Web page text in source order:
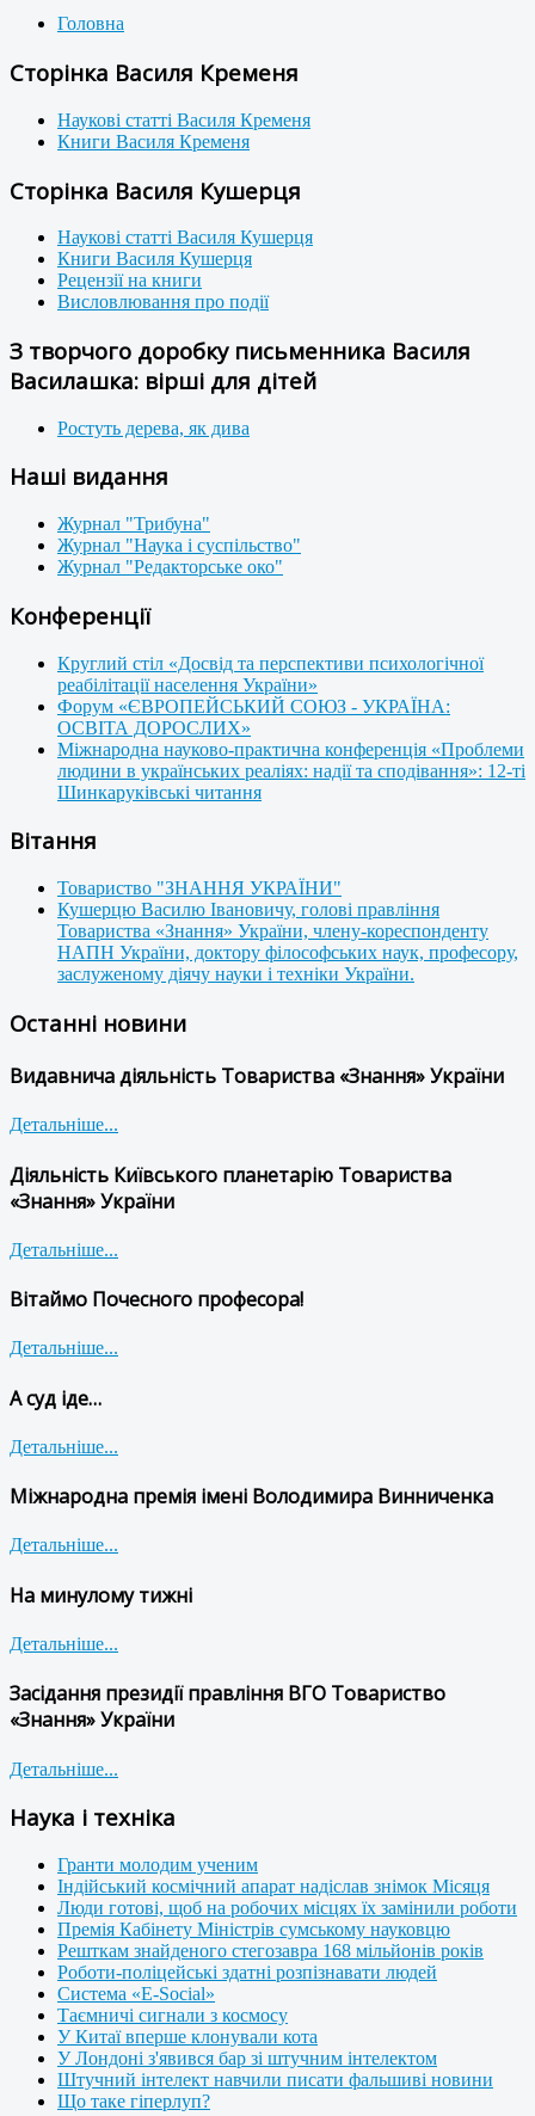
Головна
Сторінка Василя Кременя
Наукові статті Василя Кременя
Книги Василя Кременя
Сторінка Василя Кушерця
Наукові статті Василя Кушерця
Книги Василя Кушерця
Рецензії на книги
Висловлювання про події
З творчого доробку письменника Василя
Василашка: вірші для дітей
Ростуть дерева, як дива
Наші видання
Журнал "Трибуна"
Журнал "Наука і суспільство"
Журнал "Редакторське око"
Конференції
Круглий стіл «Досвід та перспективи психологічної
реабілітації населення України»
Форум «ЄВРОПЕЙСЬКИЙ СОЮЗ - УКРАЇНА:
ОСВІТА ДОРОСЛИХ»
Міжнародна науково-практична конференція «Проблеми
людини в українських реаліях: надії та сподівання»: 12-ті
Шинкаруківські читання
Вітання
Товариство "ЗНАННЯ УКРАЇНИ"
Кушерцю Василю Івановичу, голові правління
Товариства «Знання» України, члену-кореспонденту
НАПН України, доктору філософських наук, професору,
заслуженому діячу науки і техніки України.
Останні новини
Видавнича діяльність Товариства «Знання» України
Детальніше...
Діяльність Київського планетарію Товариства
«Знання» України
Детальніше...
Вітаймо Почесного професора!
Детальніше...
А суд іде…
Детальніше...
Міжнародна премія імені Володимира Винниченка
Детальніше...
На минулому тижні
Детальніше...
Засідання президії правління ВГО Товариство
«Знання» України
Детальніше...
Наука і техніка
Гранти молодим ученим
Індійський космічний апарат надіслав знімок Місяця
Люди готові, щоб на робочих місцях їх замінили роботи
Премія Кабінету Міністрів сумському науковцю
Решткам знайденого стегозавра 168 мільйонів років
Роботи-поліцейські здатні розпізнавати людей
Система «E-Social»
Таємничі сигнали з космосу
У Китаї вперше клонували кота
У Лондоні з'явився бар зі штучним інтелектом
Штучний інтелект навчили писати фальшиві новини
Що таке гіперлуп?